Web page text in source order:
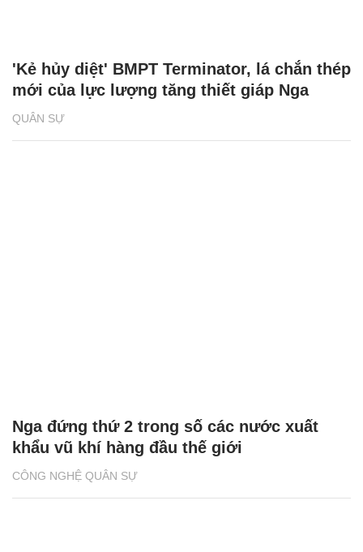
QUÂN SỰ
'Kẻ hủy diệt' BMPT Terminator, lá chắn thép
mới của lực lượng tăng thiết giáp Nga
CÔNG NGHỆ QUÂN SỰ
Nga đứng thứ 2 trong số các nước xuất
khẩu vũ khí hàng đầu thế giới